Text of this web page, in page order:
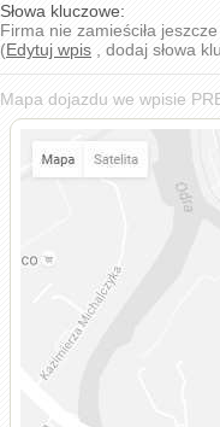
Słowa kluczowe:
Firma nie zamieściła jeszcze
(Edytuj wpis , dodaj słowa
Mapa dojazdu we wpisie